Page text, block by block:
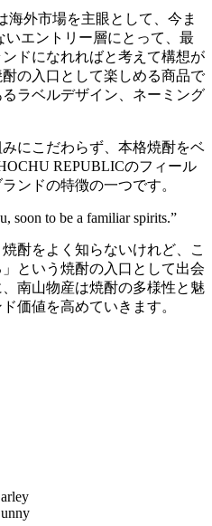
海外市場を主眼として、今ま
いエントリー層にとって、最
ドになれればと考えて構想が
の入口として楽しめる商品で
ラベルデザイン、ネーミング
にこだわらず、本格焼酎をベ
REPUBLICのフィール
ンドの特徴の一つです。
soon to be a familiar spirits.”
酎をよく知らないけれど、こ
という焼酎の入口として出会
南山物産は焼酎の多様性と魅
価値を高めていきます。